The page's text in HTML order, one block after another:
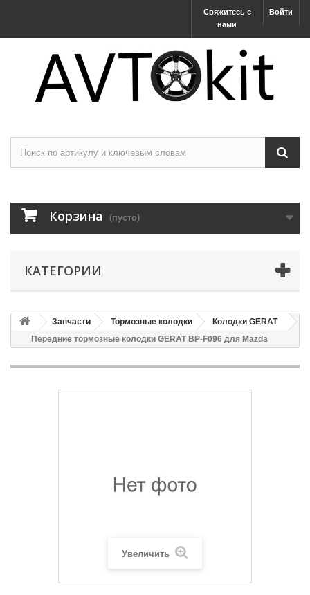
Войти
Свяжитесь с
нами
Корзина (пусто)
КАТЕГОРИИ
Запчасти Тормозные колодки
Колодки GERAT
Передние тормозные колодки GERAT BP-F096 для Mazda
Увеличить